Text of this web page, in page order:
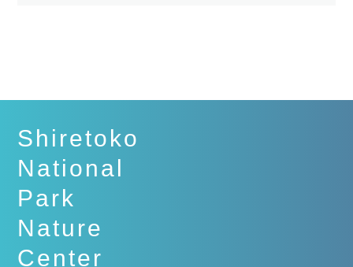
Shiretoko
National
Park
Nature
Center